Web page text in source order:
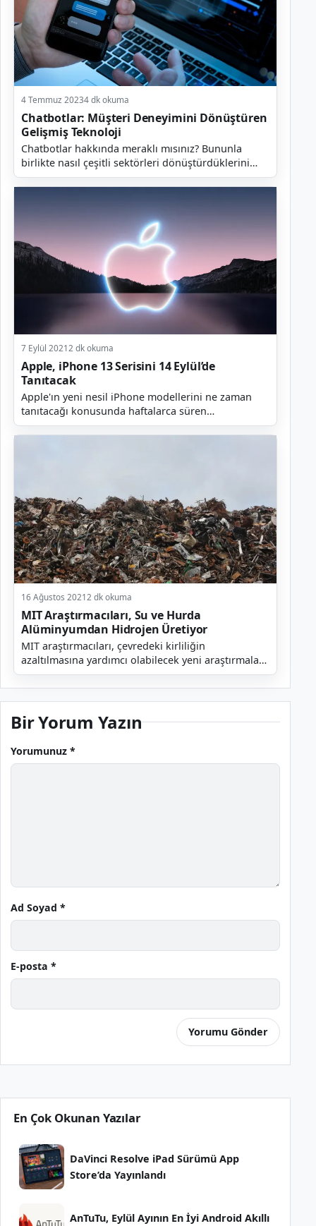
4 Temmuz 20234 dk okuma
Chatbotlar: Müşteri Deneyimini Dönüştüren
Gelişmiş Teknoloji
Chatbotlar hakkında meraklı mısınız? Bununla
birlikte nasıl çeşitli sektörleri dönüştürdüklerini
öğrenmek mi istiyorsunuz? Doğru yerdesiniz! Bu
yazımı...
7 Eylül 20212 dk okuma
Apple, iPhone 13 Serisini 14 Eylül’de
Tanıtacak
Apple'ın yeni nesil iPhone modellerini ne zaman
tanıtacağı konusunda haftalarca süren
spekülasyonlar mevcuttu. Ancak Cupertino
merkezli teknoloji devi...
16 Ağustos 20212 dk okuma
MIT Araştırmacıları, Su ve Hurda
Alüminyumdan Hidrojen Üretiyor
MIT araştırmacıları, çevredeki kirliliğin
azaltılmasına yardımcı olabilecek yeni araştırmalar
gerçekleştirdiler. Araştırmacılar, potansiyel olarak
yeş...
Bir Yorum Yazın
Yorumunuz *
Ad Soyad *
E-posta *
En Çok Okunan Yazılar
DaVinci Resolve iPad Sürümü App
Store’da Yayınlandı
AnTuTu, Eylül Ayının En İyi Android Akıllı